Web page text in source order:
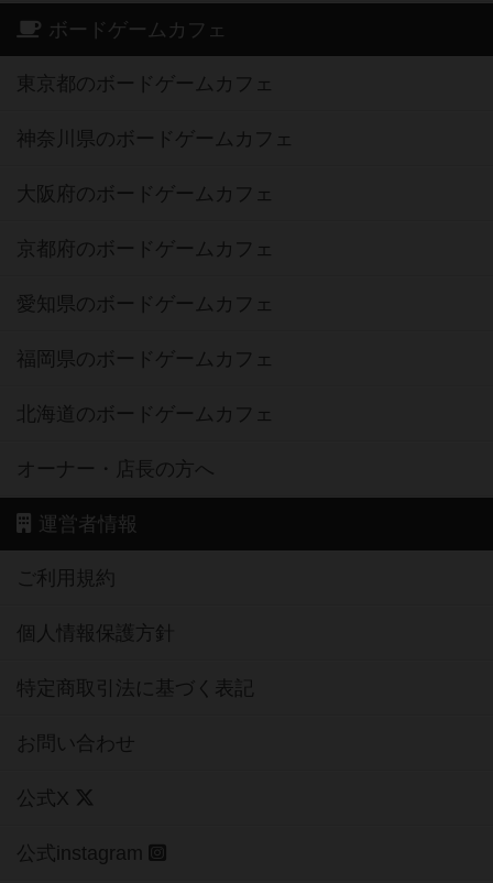
ボードゲームカフェ
東京都のボードゲームカフェ
神奈川県のボードゲームカフェ
大阪府のボードゲームカフェ
京都府のボードゲームカフェ
愛知県のボードゲームカフェ
福岡県のボードゲームカフェ
北海道のボードゲームカフェ
オーナー・店長の方へ
運営者情報
ご利用規約
個人情報保護方針
特定商取引法に基づく表記
お問い合わせ
公式X
公式instagram